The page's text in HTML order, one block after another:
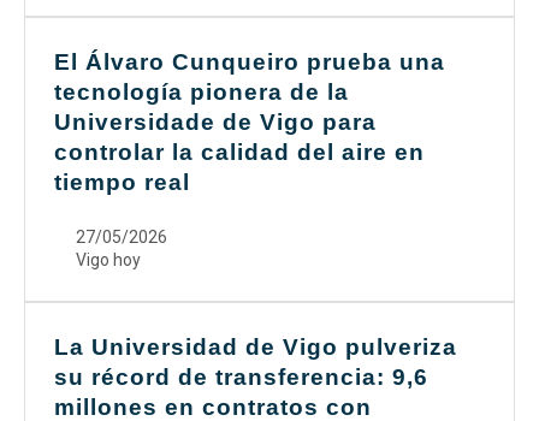
El Álvaro Cunqueiro prueba una
tecnología pionera de la
Universidade de Vigo para
controlar la calidad del aire en
tiempo real
27/05/2026
Vigo hoy
La Universidad de Vigo pulveriza
su récord de transferencia: 9,6
millones en contratos con